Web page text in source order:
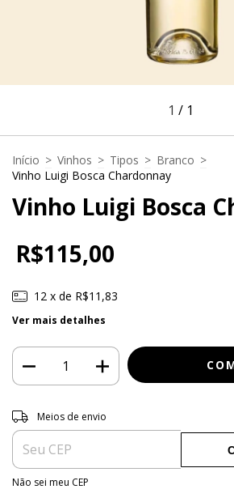
1 / 1
Início > Vinhos > Tipos > Branco >
Vinho Luigi Bosca Chardonnay
Vinho Luigi Bosca
R$115,00
12 x de R$11,83
Ver mais detalhes
Entregas para o CEP:
Meios de envio
Não sei meu CEP